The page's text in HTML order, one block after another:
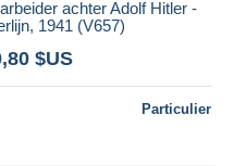
achter Adolf Hitler -
1941 (V657)
$US
Particulier